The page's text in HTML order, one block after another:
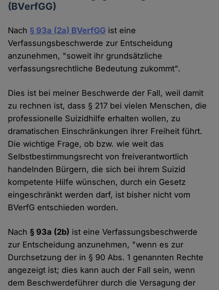
(BVerfGG)
Nach § 93a (2a) BVerfGG ist eine
Verfassungsbeschwerde zur Entscheidung
anzunehmen, "soweit ihr grundsätzliche
verfassungsrechtliche Bedeutung zukommt".
Dies ist bei meiner Beschwerde der Fall, weil damit
zu rechnen ist, dass § 217 bei vielen Menschen, die
professionelle Suizidhilfe erhalten wollen, zu
dramatischen Einschränkungen ihrer Freiheit führt.
Die wichtige Frage, ob bzw. wie weit das
Selbstbestimmungsrecht von freiverantwortlich
handelnden Bürgern, die sich bei ihrem Suizid
kompetente Hilfe wünschen, durch ein Gesetz
eingeschränkt werden darf, ist bisher nicht vom
BVerfG entschieden worden.
Nach § 93a (2b) ist eine Verfassungsbeschwerde
zur Entscheidung anzunehmen, "wenn es zur
Durchsetzung der in § 90 Abs. 1 genannten Rechte
angezeigt ist; dies kann auch der Fall sein, wenn
dem Beschwerdeführer durch die Versagung der